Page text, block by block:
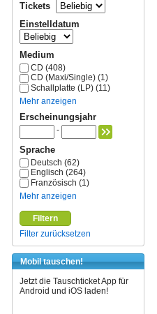
Tickets
Einstelldatum
Medium
CD (408)
CD (Maxi/Single) (1)
Schallplatte (LP) (11)
Mehr anzeigen
Erscheinungsjahr
-
Sprache
Deutsch (62)
Englisch (264)
Französisch (1)
Mehr anzeigen
Filtern
Filter zurücksetzen
Mobil tauschen!
Jetzt die Tauschticket App für
Android und iOS laden!